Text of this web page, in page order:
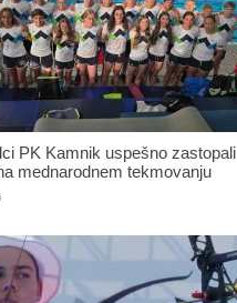
PK Kamnik uspešno zastopali
mednarodnem tekmovanju